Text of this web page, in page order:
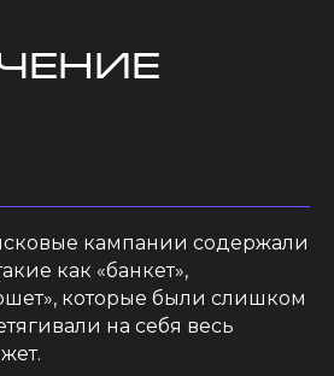
кампании содержали
как «банкет»,
которые были слишком
на себя весь